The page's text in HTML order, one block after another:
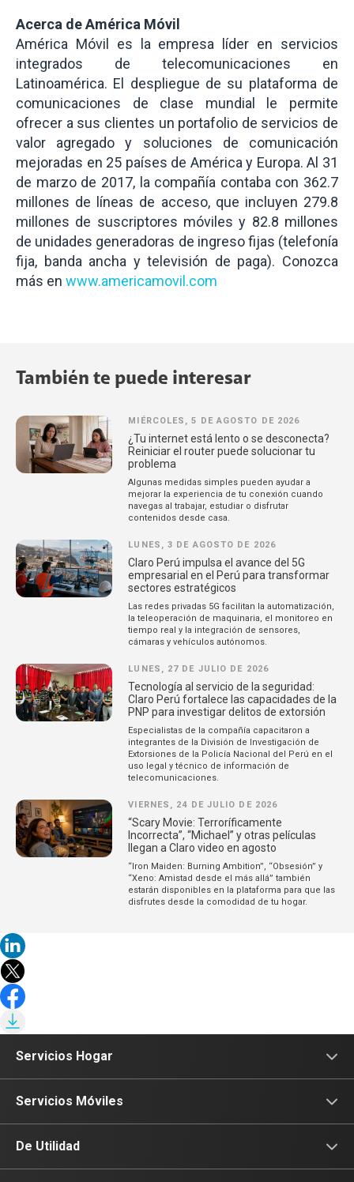
Acerca de América Móvil
América Móvil es la empresa líder en servicios
integrados de telecomunicaciones en
Latinoamérica. El despliegue de su plataforma de
comunicaciones de clase mundial le permite
ofrecer a sus clientes un portafolio de servicios de
valor agregado y soluciones de comunicación
mejoradas en 25 países de América y Europa. Al 31
de marzo de 2017, la compañía contaba con 362.7
millones de líneas de acceso, que incluyen 279.8
millones de suscriptores móviles y 82.8 millones
de unidades generadoras de ingreso fijas (telefonía
fija, banda ancha y televisión de paga). Conozca
más en www.americamovil.com
También te puede interesar
MIÉRCOLES, 5 DE AGOSTO DE 2026
¿Tu internet está lento o se desconecta?
Reiniciar el router puede solucionar tu
problema
Algunas medidas simples pueden ayudar a
mejorar la experiencia de tu conexión cuando
navegas al trabajar, estudiar o disfrutar
contenidos desde casa.
LUNES, 3 DE AGOSTO DE 2026
Claro Perú impulsa el avance del 5G
empresarial en el Perú para transformar
sectores estratégicos
Las redes privadas 5G facilitan la automatización,
la teleoperación de maquinaria, el monitoreo en
tiempo real y la integración de sensores,
cámaras y vehículos autónomos.
LUNES, 27 DE JULIO DE 2026
Tecnología al servicio de la seguridad:
Claro Perú fortalece las capacidades de la
PNP para investigar delitos de extorsión
Especialistas de la compañía capacitaron a
integrantes de la División de Investigación de
Extorsiones de la Policía Nacional del Perú en el
uso legal y técnico de información de
telecomunicaciones.
VIERNES, 24 DE JULIO DE 2026
“Scary Movie: Terroríficamente
Incorrecta”, “Michael” y otras películas
llegan a Claro video en agosto
“Iron Maiden: Burning Ambition”, “Obsesión” y
“Xeno: Amistad desde el más allá” también
estarán disponibles en la plataforma para que las
disfrutes desde la comodidad de tu hogar.
Servicios Hogar
Internet
Fibra Óptica
Servicios Móviles
Prepago
De Utilidad